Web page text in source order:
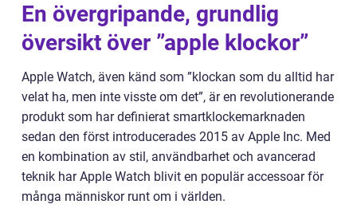
En övergripande, grundlig
översikt över ”apple klockor”
Apple Watch, även känd som ”klockan som du alltid har
velat ha, men inte visste om det”, är en revolutionerande
produkt som har definierat smartklockemarknaden
sedan den först introducerades 2015 av Apple Inc. Med
en kombination av stil, användbarhet och avancerad
teknik har Apple Watch blivit en populär accessoar för
många människor runt om i världen.